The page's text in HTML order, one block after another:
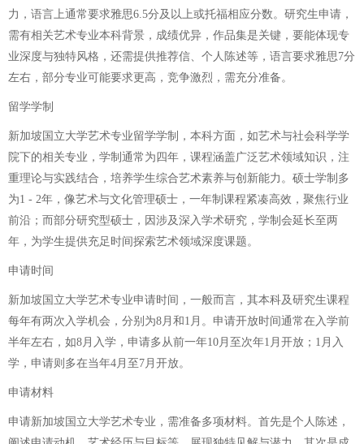
力，语言上通常要求雅思6.5分及以上或托福相应分数。研究生申请，
需有相关艺术专业本科背景，成绩优异，作品集是关键，要能体现专
业深度与独特风格，还需提供推荐信、个人陈述等，语言要求雅思7分
左右，部分专业可能要求更高，竞争激烈，需充分准备。
留学学制
新加坡国立大学艺术专业留学学制，本科方面，如艺术与社会科学学
院下的相关专业，学制通常为四年，课程涵盖广泛艺术领域知识，注
重理论与实践结合，培养学生综合艺术素养与创新能力。硕士学制多
为1 - 2年，像艺术与文化管理硕士，一年制课程紧凑高效，聚焦行业
前沿；而部分研究型硕士，因涉及深入学术研究，学制会延长至两
年，为学生提供充足时间探索艺术领域深度课题。
申请时间
新加坡国立大学艺术专业申请时间，一般而言，其本科及研究生课程
每年有两次入学机会，分别为8月和1月。申请开放时间通常在入学前
半年左右，如8月入学，申请多从前一年10月至次年1月开放；1月入
学，申请则多在当年4月至7月开放。
申请材料
申请新加坡国立大学艺术专业，需准备多项材料。首先是个人陈述，